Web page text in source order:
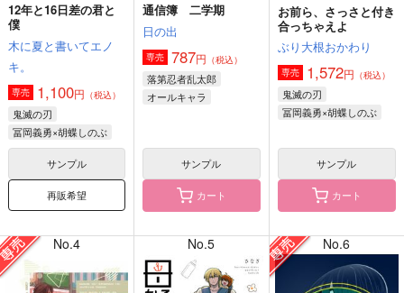
【僕のヒーローアカデミア】
12年と16日差の君と
僕
木に夏と書いてエノ
キ。
専売 1,100円 （税込）
鬼滅の刃
冨岡義勇×胡蝶しのぶ
サンプル
再販希望
通信簿 二学期
日の出
専売 787円 （税込）
落第忍者乱太郎
オールキャラ
サンプル
カート
お前ら、さっさと付き
合っちゃえよ
ぶり大根おかわり
専売 1,572円 （税込）
鬼滅の刃
冨岡義勇×胡蝶しのぶ
サンプル
カート
No.4 No.5 No.6